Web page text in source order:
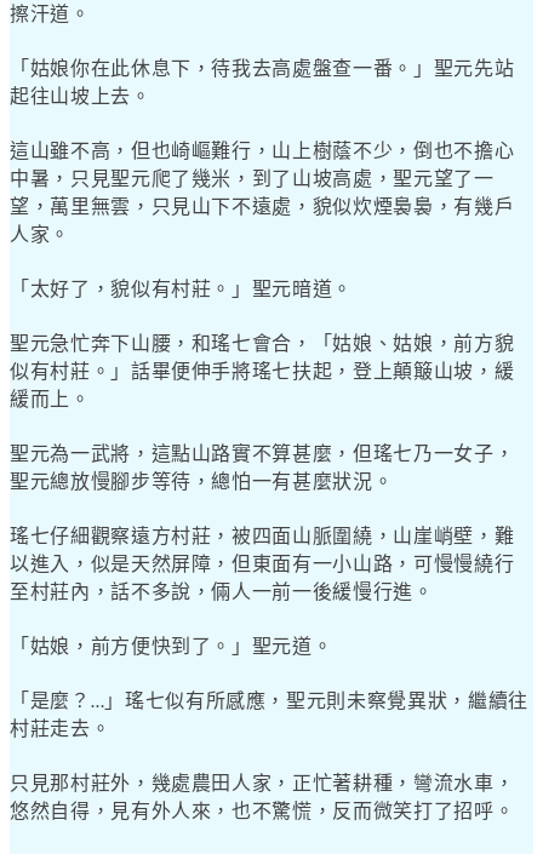
擦汗道。
「姑娘你在此休息下，待我去高處盤查一番。」聖元先站
起往山坡上去。
這山雖不高，但也崎嶇難行，山上樹蔭不少，倒也不擔心
中暑，只見聖元爬了幾米，到了山坡高處，聖元望了一
望，萬里無雲，只見山下不遠處，貌似炊煙裊裊，有幾戶
人家。
「太好了，貌似有村莊。」聖元暗道。
聖元急忙奔下山腰，和瑤七會合，「姑娘、姑娘，前方貌
似有村莊。」話畢便伸手將瑤七扶起，登上顛簸山坡，緩
緩而上。
聖元為一武將，這點山路實不算甚麼，但瑤七乃一女子，
聖元總放慢腳步等待，總怕一有甚麼狀況。
瑤七仔細觀察遠方村莊，被四面山脈圍繞，山崖峭壁，難
以進入，似是天然屏障，但東面有一小山路，可慢慢繞行
至村莊內，話不多說，倆人一前一後緩慢行進。
「姑娘，前方便快到了。」聖元道。
「是麼？ … 」瑤七似有所感應，聖元則未察覺異狀，繼續往
村莊走去。
只見那村莊外，幾處農田人家，正忙著耕種，彎流水車，
悠然自得，見有外人來，也不驚慌，反而微笑打了招呼。